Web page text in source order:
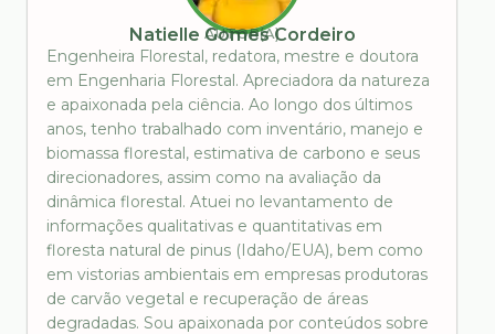
AUTOR(A)
Natielle Gomes Cordeiro
Engenheira Florestal, redatora, mestre e doutora
em Engenharia Florestal. Apreciadora da natureza
e apaixonada pela ciência. Ao longo dos últimos
anos, tenho trabalhado com inventário, manejo e
biomassa florestal, estimativa de carbono e seus
direcionadores, assim como na avaliação da
dinâmica florestal. Atuei no levantamento de
informações qualitativas e quantitativas em
floresta natural de pinus (Idaho/EUA), bem como
em vistorias ambientais em empresas produtoras
de carvão vegetal e recuperação de áreas
degradadas. Sou apaixonada por conteúdos sobre